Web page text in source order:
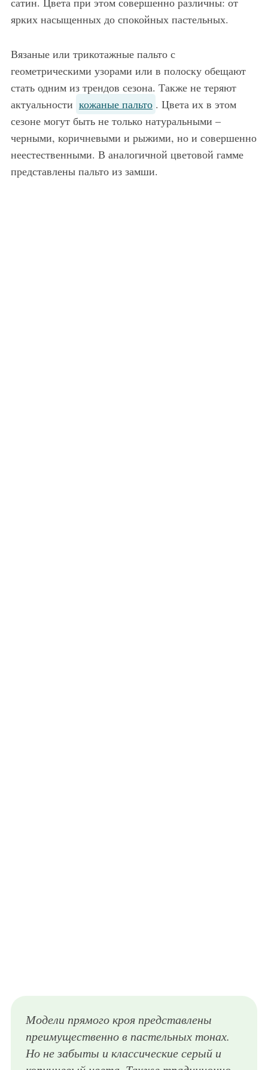
ярких насыщенных до спокойных пастельных.
Вязаные или трикотажные пальто с
геометрическими узорами или в полоску обещают
стать одним из трендов сезона. Также не теряют
актуальности кожаные пальто . Цвета их в этом
сезоне могут быть не только натуральными –
черными, коричневыми и рыжими, но и совершенно
неестественными. В аналогичной цветовой гамме
представлены пальто из замши.
Модели прямого кроя представлены
преимущественно в пастельных тонах.
Но не забыты и классические серый и